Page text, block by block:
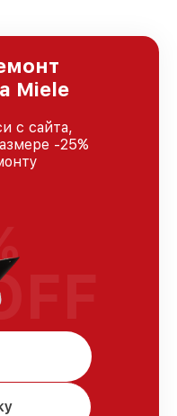
уровень
клиентов.
Miele
с сайта,
-25%